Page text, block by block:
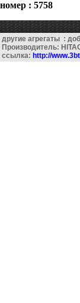
номер : 5758
другие агрегаты :
Производитель:
ссылка: http://